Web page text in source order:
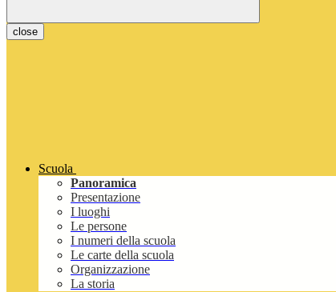
close
Scuola
Panoramica
Presentazione
I luoghi
Le persone
I numeri della scuola
Le carte della scuola
Organizzazione
La storia